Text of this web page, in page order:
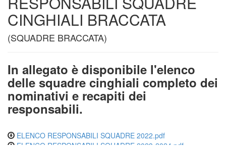
CINGHIALI BRACCATA
(SQUADRE BRACCATA)
In allegato è disponibile l'elenco
delle squadre cinghiali completo dei
nominativi e recapiti dei
responsabili.
ELENCO RESPONSABILI SQUADRE 2022.pdf
ELENCO RESPONSABILI SQUADRE 2023-2024.pdf